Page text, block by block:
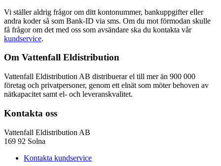
Vi ställer aldrig frågor om ditt kontonummer, bankuppgifter eller
andra koder så som Bank-ID via sms. Om du mot förmodan skulle
få frågor om det med oss som avsändare ska du kontakta vår
kundservice.
Om Vattenfall Eldistribution
Vattenfall Eldistribution AB distribuerar el till mer än 900 000
företag och privatpersoner, genom ett elnät som möter behoven av
nätkapacitet samt el- och leveranskvalitet.
Kontakta oss
Vattenfall Eldistribution AB
169 92 Solna
Kontakta kundservice